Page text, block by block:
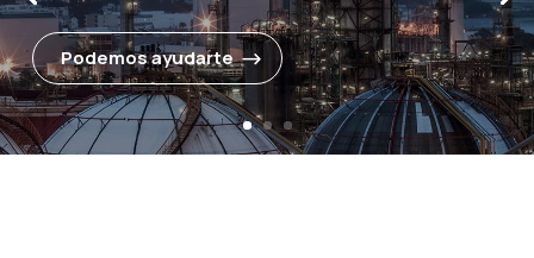
Podemos ayudarte